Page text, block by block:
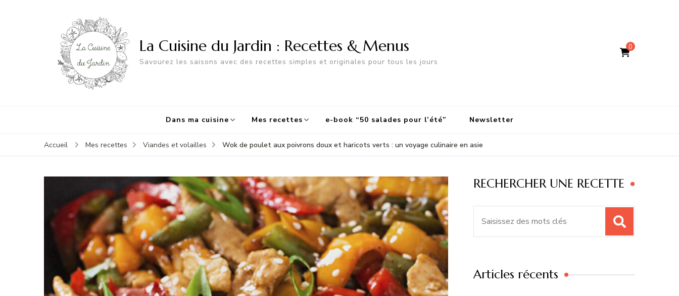
0
La Cuisine du Jardin : Recettes & Menus
Savourez les saisons avec des recettes simples et originales pour tous les jours
Dans ma cuisine Mes recettes e-book “50 salades pour l’été” Newsletter
Accueil Mes recettes Viandes et volailles Wok de poulet aux poivrons doux et haricots verts : un voyage culinaire en asie
RECHERCHER UNE RECETTE
Articles récents